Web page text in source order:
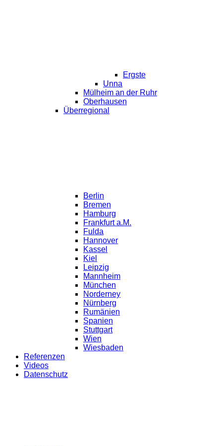
Ergste
Unna
Mülheim an der Ruhr
Oberhausen
Überregional
Berlin
Bremen
Hamburg
Frankfurt a.M.
Fulda
Hannover
Kassel
Kiel
Leipzig
Mannheim
München
Norderney
Nürnberg
Rumänien
Spanien
Stuttgart
Wien
Wiesbaden
Referenzen
Videos
Datenschutz